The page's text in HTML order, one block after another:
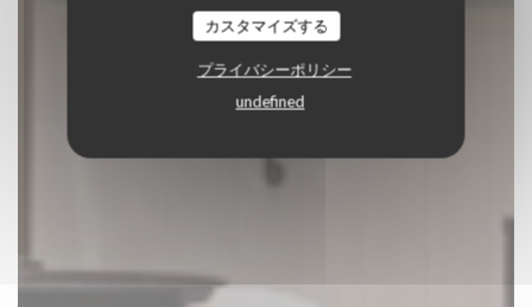
カスタマイズする
プライバシーポリシー
undefined
予約